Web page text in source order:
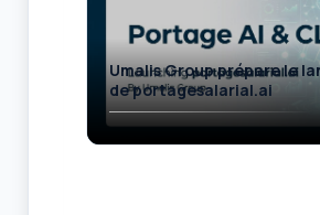
Umalis Group prépare le
de portagesalarial.ai